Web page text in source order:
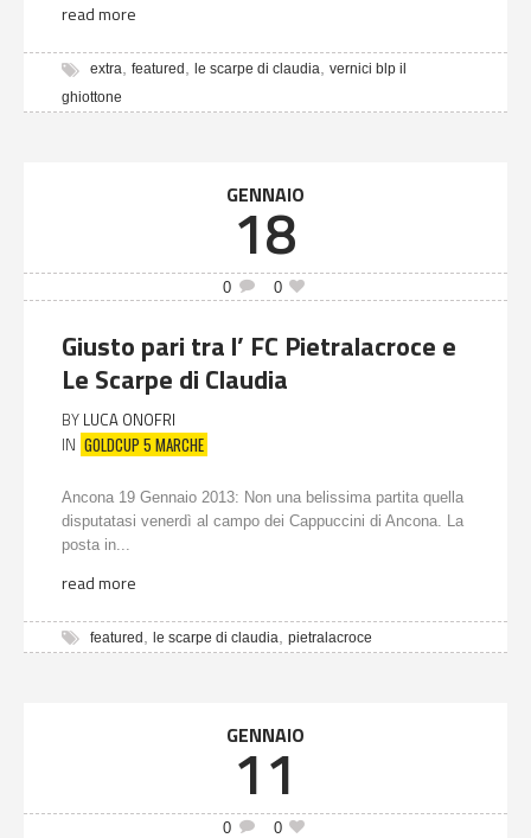
read more
extra, featured , le scarpe di claudia, vernici blp il
ghiottone
GENNAIO
18
0 0
Giusto pari tra l’ FC Pietralacroce e
Le Scarpe di Claudia
BY LUCA ONOFRI
IN GOLDCUP 5 MARCHE
Ancona 19 Gennaio 2013: Non una belissima partita quella
disputatasi venerdì al campo dei Cappuccini di Ancona. La
posta in...
read more
featured le scarpe di claudia pietralacroce
GENNAIO
11
0 0